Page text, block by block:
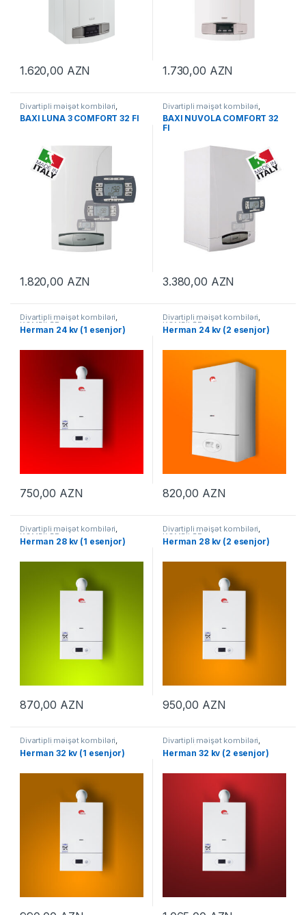
1.620,00 AZN 1.730,00 AZN
Divartipli məişət kombiləri
KOMBİLƏR
BAXI LUNA 3 COMFORT 32 FI
1.820,00 AZN
Divartipli məişət kombiləri
KOMBİLƏR
BAXI NUVOLA COMFORT 32
FI
3.380,00 AZN
Divartipli məişət kombiləri,
KOMBİLƏR
Herman 24 kv (1 esenjor)
750,00 AZN
Divartipli məişət kombiləri,
KOMBİLƏR
Herman 24 kv (2 esenjor)
820,00 AZN
Divartipli məişət kombiləri,
KOMBİLƏR
Herman 28 kv (1 esenjor)
870,00 AZN
Divartipli məişət kombiləri,
KOMBİLƏR
Herman 28 kv (2 esenjor)
950,00 AZN
Divartipli məişət kombiləri,
KOMBİLƏR
Herman 32 kv (1 esenjor)
Divartipli məişət kombiləri,
KOMBİLƏR
Herman 32 kv (2 esenjor)